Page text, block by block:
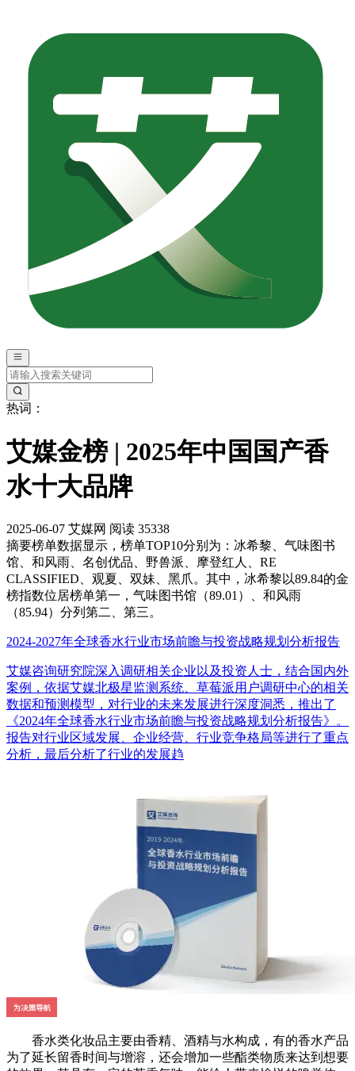
热词：
艾媒金榜 | 2025年中国国产香
水十大品牌
2025-06-07 艾媒网 阅读 35338
摘要榜单数据显示，榜单TOP10分别为：冰希黎、气味图书
馆、和风雨、名创优品、野兽派、摩登红人、RE
CLASSIFIED、观夏、双妹、黑爪。其中，冰希黎以89.84的金
榜指数位居榜单第一，气味图书馆（89.01）、和风雨
（85.94）分列第二、第三。
2024-2027年全球香水行业市场前瞻与投资战略规划分析报告
艾媒咨询研究院深入调研相关企业以及投资人士，结合国内外
案例，依据艾媒北极星监测系统、草莓派用户调研中心的相关
数据和预测模型，对行业的未来发展进行深度洞悉，推出了
《2024年全球香水行业市场前瞻与投资战略规划分析报告》。
报告对行业区域发展、企业经营、行业竞争格局等进行了重点
分析，最后分析了行业的发展趋
香水类化妆品主要由香精、酒精与水构成，有的香水产品
为了延长留香时间与增溶，还会增加一些酯类物质来达到想要